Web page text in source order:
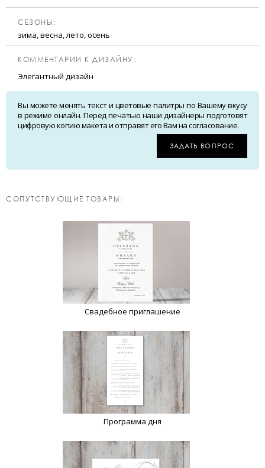
CЕЗОНЫ:
зима, весна, лето, осень
КОММЕНТАРИИ К ДИЗАЙНУ:
Элегантный дизайн
Вы можете менять текст и цветовые палитры по Вашему вкусу
в режиме онлайн. Перед печатью наши дизайнеры подготовят
цифровую копию макета и отправят его Вам на согласование.
ЗАДАТЬ ВОПРОС
CОПУТСТВУЮЩИЕ ТОВАРЫ:
Свадебное приглашение
Программа дня